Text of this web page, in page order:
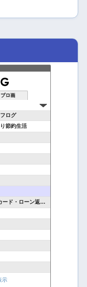
ブロ画
ログ
節約生活
返済で悩んでいる方へ
示